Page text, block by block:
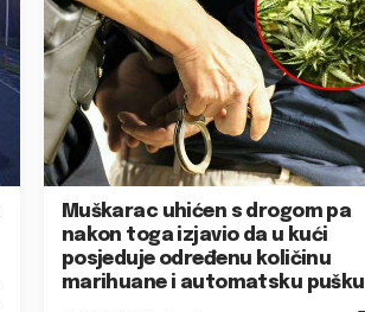
Muškarac uhićen s drogom pa
nakon toga izjavio da u kući
posjeduje određenu količinu
marihuane i automatsku pušku